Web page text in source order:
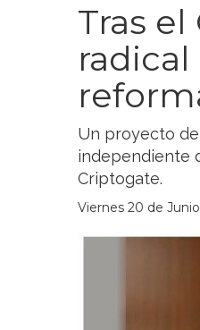
Tras
Un proyecto
independiente
Criptogate.
Viernes 20 de